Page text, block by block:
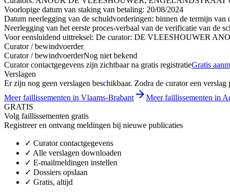
Voorlopige datum van staking van betaling: 20/08/2024
Datum neerlegging van de schuldvorderingen: binnen de termijn
Neerlegging van het eerste proces-verbaal van de verificatie van de
Voor eensluidend uittreksel: De curator: DE VLEESHOUWER
Curator / bewindvoerder
Curator / bewindvoerderNog niet bekend
Curator contactgegevens zijn zichtbaar na gratis registratieGratis
Verslagen
Er zijn nog geen verslagen beschikbaar. Zodra de curator een
Meer faillissementen in Vlaams-Brabant
Meer faillissementen in
GRATIS
Volg faillissementen gratis
Registreer en ontvang meldingen bij nieuwe publicaties
✓ Curator contactgegevens
✓ Alle verslagen downloaden
✓ E-mailmeldingen instellen
✓ Dossiers opslaan
✓ Gratis, altijd